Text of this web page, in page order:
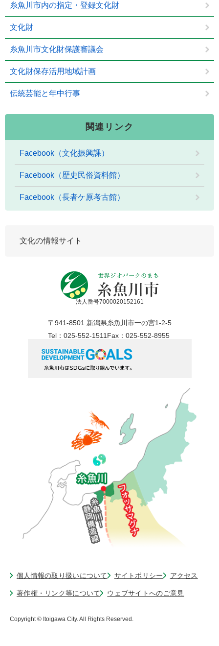
糸魚川市内の指定・登録文化財
文化財
糸魚川市文化財保護審議会
文化財保存活用地域計画
伝統芸能と年中行事
関連リンク
Facebook（文化振興課）
Facebook（歴史民俗資料館）
Facebook（長者ケ原考古館）
文化の情報サイト
法人番号7000020152161
〒941-8501 新潟県糸魚川市一の宮1-2-5
Tel：025-552-1511 Fax：025-552-8955
個人情報の取り扱いについて サイトポリシー アクセス
著作権・リンク等について ウェブサイトへのご意見
Copyright © Itoigawa City. All Rights Reserved.